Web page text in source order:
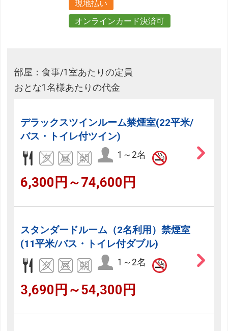
現地払い
オンラインカード決済可
部屋：食事/1室あたりの定員
おとな1名様あたりの代金
デラックスツインルーム禁煙室(22平米/
バス・トイレ付ツイン)
1～2名
6,300円～74,600円
スタンダードルーム（2名利用）禁煙室
(11平米/バス・トイレ付ダブル)
1～2名
3,690円～54,300円